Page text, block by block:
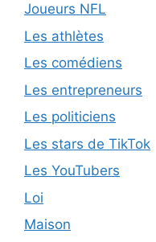
Joueurs NFL
Les athlètes
Les comédiens
Les entrepreneurs
Les politiciens
Les stars de TikTok
Les YouTubers
Loi
Maison